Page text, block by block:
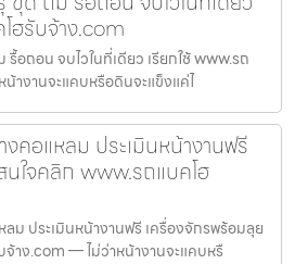
ฮรับจ้าง.com
อถอน จบไวในที่เดียว เรียกใช้ www.รถ
างานจะแคบหรือดินจะแข็งแค่ไ
คอแหลม ประเมินหน้างานฟรี
ใจคลิก www.รถแบคโฮ
ม ประเมินหน้างานฟรี เครื่องจักรพร้อมลุย
าง.com — ไม่ว่าหน้างานจะแคบหรื